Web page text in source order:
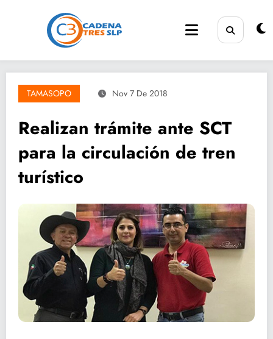
TAMASOPO Nov 7 De 2018
Realizan trámite ante SCT
para la circulación de tren
turístico